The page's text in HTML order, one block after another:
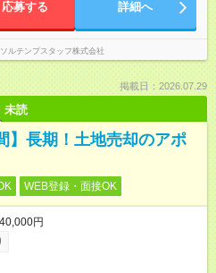
応募する 詳細へ
ルテンプスタッフ株式会社
掲載日：2026.07.29
未読
】長期！土地売却のアポ
WEB登録・面接OK
円